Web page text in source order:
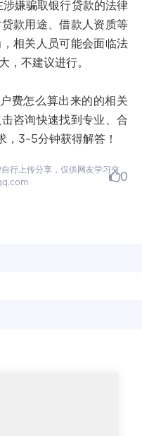
嫌骗取银行贷款的法律
款用途、借款人资质等
相关人员可能会面临法
，不建议进行。
怎么算出来的的相关
咨询快速找到专业、合
，3~5分钟获得解答！
行上传分享，仅供网友学习交0